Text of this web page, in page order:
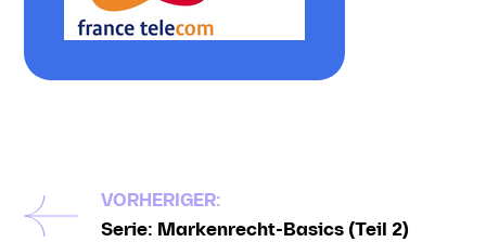
VORHERIGER:
Serie: Markenrecht-Basics (Teil 2)